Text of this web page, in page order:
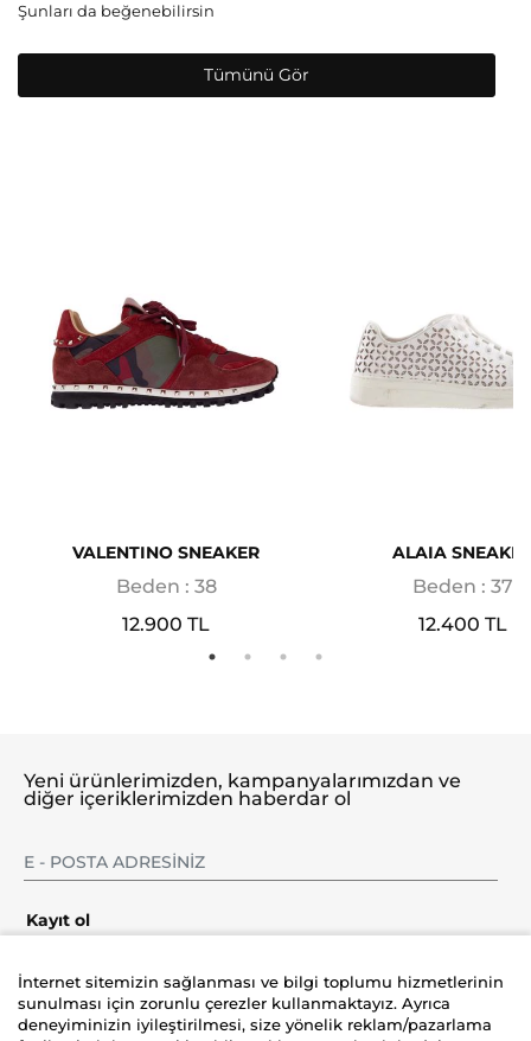
Şunları da beğenebilirsin
Tümünü Gör
VALENTINO SNEAKER
Beden : 38
12.900 TL
ALAIA
Beden : 37
12.400 TL
Yeni ürünlerimizden, kampanyalarımızdan ve
diğer içeriklerimizden haberdar ol
Kayıt ol
İnternet sitemizin sağlanması ve bilgi toplumu hizmetlerinin
sunulması için zorunlu çerezler kullanmaktayız. Ayrıca
deneyiminizin iyileştirilmesi, size yönelik reklam/pazarlama